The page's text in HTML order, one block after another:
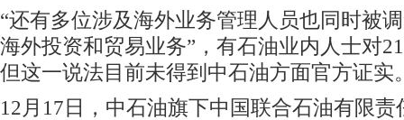
“还有多位涉及海外业务管理人员也同时被
海外投资和贸易业务”，有石油业内人士对
但这一说法目前未得到中石油方面官方证实
12月17日，中石油旗下中国联合石油有限